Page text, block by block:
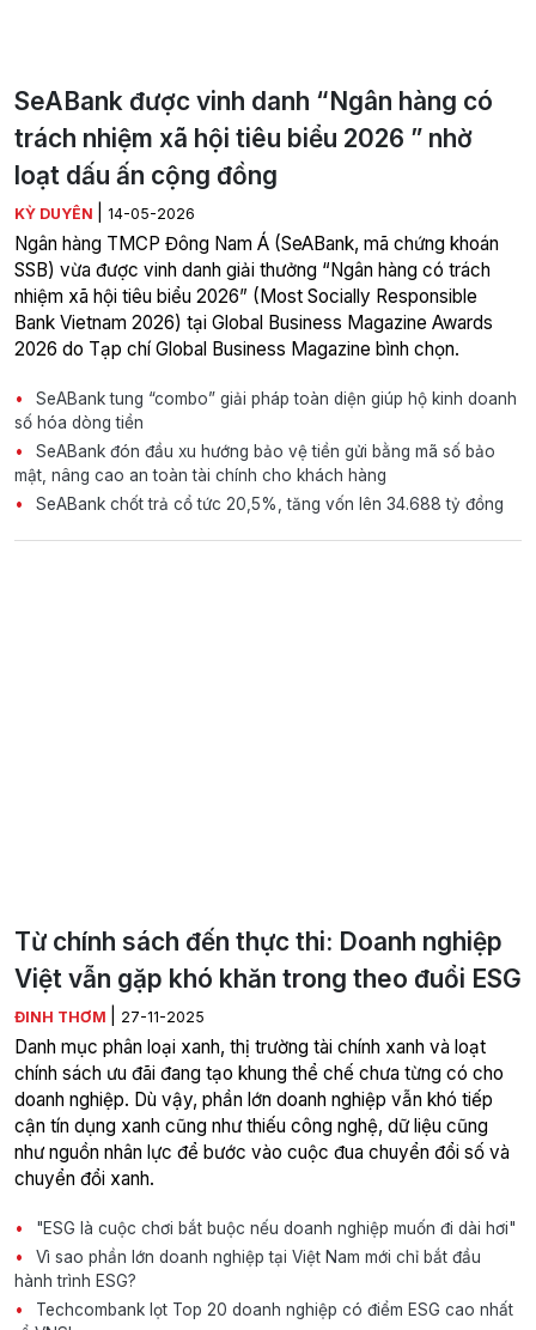
SeABank được vinh danh “Ngân hàng có
trách nhiệm xã hội tiêu biểu 2026 ” nhờ
loạt dấu ấn cộng đồng
KỲ DUYÊN 14-05-2026
Ngân hàng TMCP Đông Nam Á (SeABank, mã chứng khoán
SSB) vừa được vinh danh giải thưởng “Ngân hàng có trách
nhiệm xã hội tiêu biểu 2026” (Most Socially Responsible
Bank Vietnam 2026) tại Global Business Magazine Awards
2026 do Tạp chí Global Business Magazine bình chọn.
SeABank tung “combo” giải pháp toàn diện giúp hộ kinh doanh
số hóa dòng tiền
SeABank đón đầu xu hướng bảo vệ tiền gửi bằng mã số bảo
mật, nâng cao an toàn tài chính cho khách hàng
SeABank chốt trả cổ tức 20,5%, tăng vốn lên 34.688 tỷ đồng
Từ chính sách đến thực thi: Doanh nghiệp
Việt vẫn gặp khó khăn trong theo đuổi ESG
ĐINH THƠM 27-11-2025
Danh mục phân loại xanh, thị trường tài chính xanh và loạt
chính sách ưu đãi đang tạo khung thể chế chưa từng có cho
doanh nghiệp. Dù vậy, phần lớn doanh nghiệp vẫn khó tiếp
cận tín dụng xanh cũng như thiếu công nghệ, dữ liệu cũng
như nguồn nhân lực để bước vào cuộc đua chuyển đổi số và
chuyển đổi xanh.
"ESG là cuộc chơi bắt buộc nếu doanh nghiệp muốn đi dài hơi"
Vì sao phần lớn doanh nghiệp tại Việt Nam mới chỉ bắt đầu
hành trình ESG?
Techcombank lọt Top 20 doanh nghiệp có điểm ESG cao nhất